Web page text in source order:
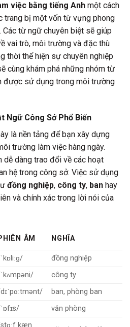
việc bằng tiếng Anh một cách
trang bị một vốn từ vựng phong
Các từ ngữ chuyên biệt sẽ giúp
vai trò, môi trường và đặc thù
thời thể hiện sự chuyên nghiệp
cùng khám phá những nhóm từ
được sử dụng trong môi trường
Ngữ Công Sở Phổ Biến
là nền tảng để bạn xây dựng
trường làm việc hàng ngày.
dễ dàng trao đổi về các hoạt
hệ trong công sở. Việc sử dụng
đồng nghiệp, công ty, ban hay
và chính xác trong lời nói của
ÂM NGHĨA
đồng nghiệp
công ty
ban, phòng ban
văn phòng
kæn